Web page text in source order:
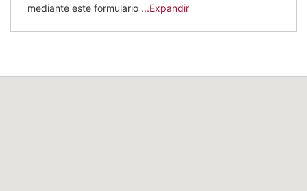
mediante este formulario ...Expandir